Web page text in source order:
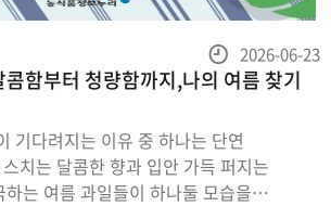
함부터 청량함까지,나의 여름 찾기
기다려지는 이유 중 하나는 단연
치는 달콤한 향과 입안 가득 퍼지는
는 여름 과일들이 하나둘 모습을
등
록
2026-06-23